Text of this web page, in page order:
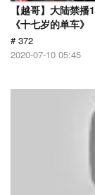
【越哥】大陆禁
《十七岁的单车》
# 372
2020-07-10 05:45